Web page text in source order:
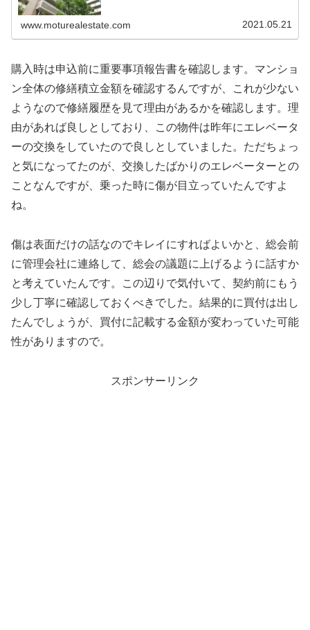
www.moturealestate.com 2021.05.21
購入時は申込前に重要事項報告書を確認します。マンショ
ン全体の修繕積立金額を確認するんですが、これが少ない
ようなので修繕履歴を見て理由があるかを確認します。理
由があれば良しとしており、この物件は昨年にエレベータ
ーの交換をしていたので良しとしていました。ただちょっ
と気になってたのが、交換したばかりのエレベーターとの
ことなんですが、乗った時に傷が目立っていたんですよ
ね。
傷は表面だけの話なのでキレイにすればよいかと、総会前
に管理会社に連絡して、総会の議題に上げるように話すか
と考えていたんです。この辺りで気付いて、契約前にもう
少し丁寧に確認しておくべきでした。結果的に買付は出し
たんでしょうが、買付に記載する金額が変わっていた可能
性がありますので。
スポンサーリンク